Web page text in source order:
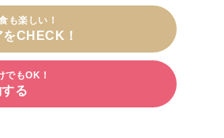
願いしてしまいましたが、
に対応していただき、こだ
。本当にありがとうござい
も楽しい！
CHECK！
でもOK！
る